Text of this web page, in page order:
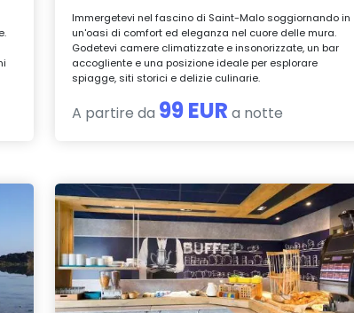
Immergetevi nel fascino di Saint-Malo soggiornando in
un'oasi di comfort ed eleganza nel cuore delle mura.
Godetevi camere climatizzate e insonorizzate, un bar
accogliente e una posizione ideale per esplorare
spiagge, siti storici e delizie culinarie.
A partire da 99 EUR a notte